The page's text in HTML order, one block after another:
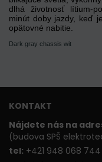
dlhá životnosť lítium-
minút doby jazdy, keď
opätovné nabitie.
Dark gray chassis wit
KONTAKT
Nájdete nás na
(budova SPŠ
tel: +421 948 068 744